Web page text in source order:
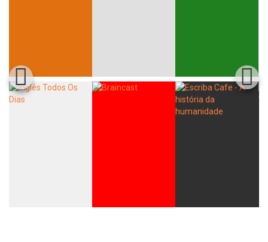
Whatsapp Facebook Twitter E-mail